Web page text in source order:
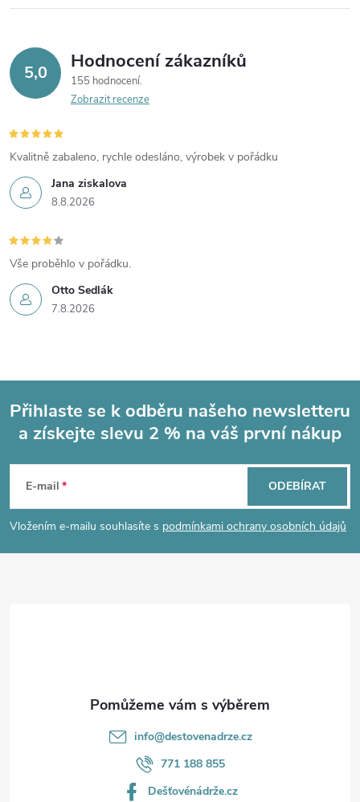
5,0 Hodnocení zákazníků
155 hodnocení
Zobrazit recenze
Jana ziskalova
8.8.2026
Kvalitně zabaleno, rychle odesláno, výrobek v pořádku
Otto Sedlák
7.8.2026
Vše proběhlo v pořádku.
p
a
Přihlaste se k odběru našeho newsletteru
a získejte slevu 2 % na váš první nákup
E-mail
Vložením e-mailu souhlasíte s podmínkami ochrany osobních údajů
ODEBÍRAT
info@destovenadrze.cz
771 188 855
Dešťovénádrže.cz